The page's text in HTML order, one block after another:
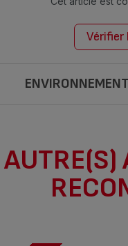
ENVIRONNEMENT
modalités de
Anti-
AUTRE(S)